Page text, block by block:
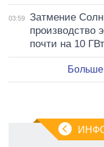
03:59
Затмение
производство
почти на 10 ГВт
Больше